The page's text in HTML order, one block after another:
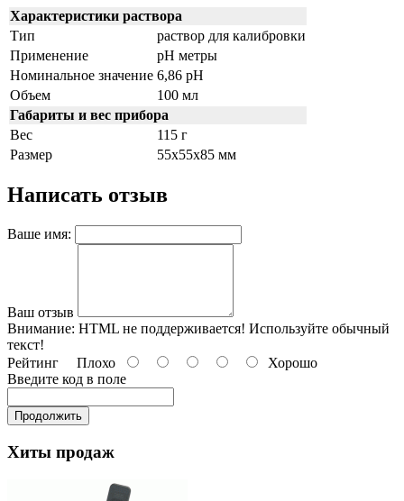
Характеристики раствора
Тип
раствор для калибровки
Применение
pH метры
Номинальное значение 6,86 pH
Объем
100 мл
Габариты и вес прибора
Вес
115 г
Размер
55x55x85 мм
Написать отзыв
Ваше имя:
Ваш отзыв
Внимание: HTML не поддерживается! Используйте обычный
текст!
Рейтинг Плохо
Хорошо
Введите код в поле
Продолжить
Хиты продаж